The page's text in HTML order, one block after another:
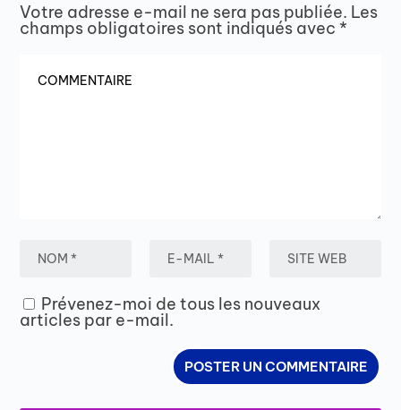
Votre adresse e-mail ne sera pas publiée. Les
champs obligatoires sont indiqués avec *
Prévenez-moi de tous les nouveaux
articles par e-mail.